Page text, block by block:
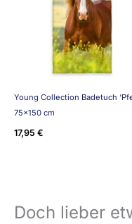
Young Collection Badetuch
75×150 cm
17,95 €
Doch lieber